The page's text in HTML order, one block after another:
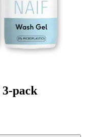
pack